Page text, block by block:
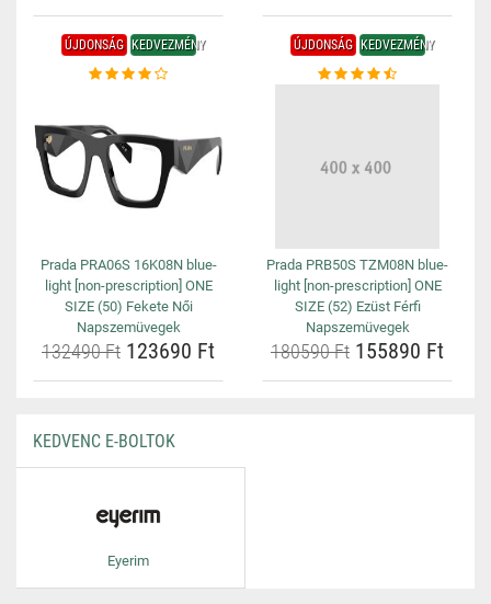
ÚJDONSÁG KEDVEZMÉNY
Prada PRA06S 16K08N blue-
light [non-prescription] ONE
SIZE (50) Fekete Női
Napszemüvegek
132490 Ft 123690 Ft
ÚJDONSÁG KEDVEZMÉNY
Prada PRB50S TZM08N blue-
light [non-prescription] ONE
SIZE (52) Ezüst Férfi
Napszemüvegek
180590 Ft 155890 Ft
KEDVENC E-BOLTOK
Eyerim